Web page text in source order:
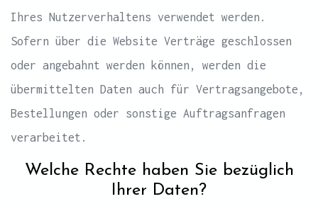
Ihres Nutzerverhaltens verwendet werden.
Sofern über die Website Verträge geschlossen
oder angebahnt werden können, werden die
übermittelten Daten auch für Vertragsangebote,
Bestellungen oder sonstige Auftragsanfragen
verarbeitet.
Welche Rechte haben Sie bezüglich
Ihrer Daten?